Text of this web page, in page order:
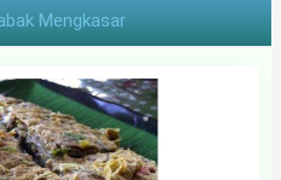
Mengkasar